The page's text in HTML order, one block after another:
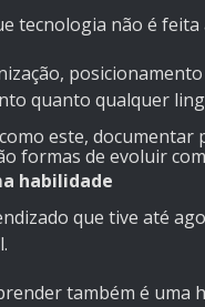
tecnologia não é feita
quanto qualquer
este,
formas de evoluir
habilidade
que tive até
também é uma